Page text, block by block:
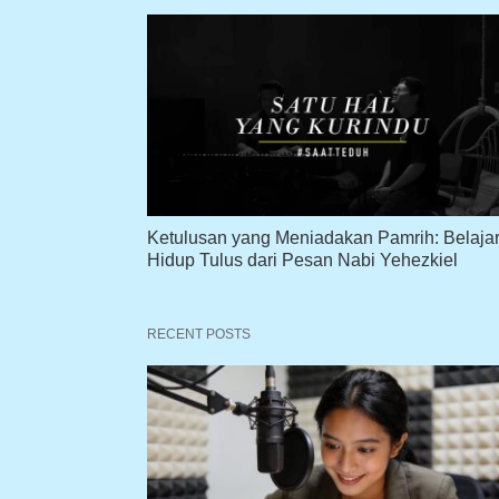
Ketulusan yang Meniadakan Pamrih: Belajar
Hidup Tulus dari Pesan Nabi Yehezkiel
RECENT POSTS